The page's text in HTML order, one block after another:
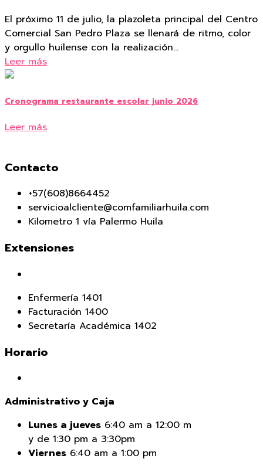
El próximo 11 de julio, la plazoleta principal del Centro
Comercial San Pedro Plaza se llenará de ritmo, color
y orgullo huilense con la realización…
Leer más
Cronograma restaurante escolar junio 2026
Leer más
Contacto
+57(608)8664452
servicioalcliente@comfamiliarhuila.com
Kilometro 1 vía Palermo Huila
Extensiones
Enfermería 1401
Facturación 1400
Secretaría Académica 1402
Horario
Administrativo y Caja
Lunes a jueves 6:40 am a 12:00 m
y de 1:30 pm a 3:30pm
Viernes 6:40 am a 1:00 pm